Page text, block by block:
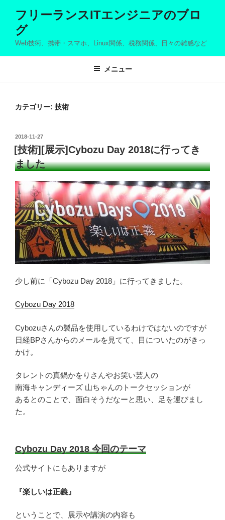
フリーランスITエンジニアのブロ
グ
Web技術、携帯・スマホ、Linux関係、税務関係、日々の雑感など
メニュー
カテゴリー: 技術
投
稿
日:
2018-11-27
[技術][展示]Cybozu Day 2018に行ってき
ました
少し前に「Cybozu Day 2018」に行ってきました。
Cybozu Day 2018
Cybozuさんの製品を使用しているわけではないのですが
日経BPさんからのメールを見てて、目についたのがきっ
かけ。
タレントの真鍋かをりさんやお笑い芸人の
南海キャンディーズ 山ちゃんのトークセッションが
あるとのことで、面白そうだなーと思い、足を運びまし
た。
Cybozu Day 2018 今回のテーマ
公式サイトにもありますが
『楽しいは正義』
ということで、展示や講演の内容も